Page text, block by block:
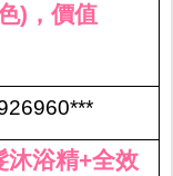
)，價值
沐浴精+全效